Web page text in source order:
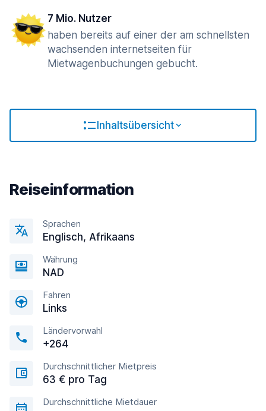
7 Mio. Nutzer
haben bereits auf einer der am schnellsten
wachsenden internetseiten für
Mietwagenbuchungen gebucht.
Inhaltsübersicht
Reiseinformation
Sprachen
Englisсh, Afrikaans
Währung
NAD
Fahren
Links
Ländervorwahl
+264
Durchschnittlicher Mietpreis
63 € pro Tag
Durchschnittliche Mietdauer